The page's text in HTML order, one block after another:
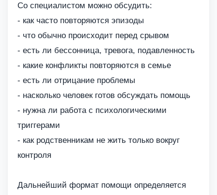
Со специалистом можно обсудить:
- как часто повторяются эпизоды
- что обычно происходит перед срывом
- есть ли бессонница, тревога, подавленность
- какие конфликты повторяются в семье
- есть ли отрицание проблемы
- насколько человек готов обсуждать помощь
- нужна ли работа с психологическими
триггерами
- как родственникам не жить только вокруг
контроля
Дальнейший формат помощи определяется